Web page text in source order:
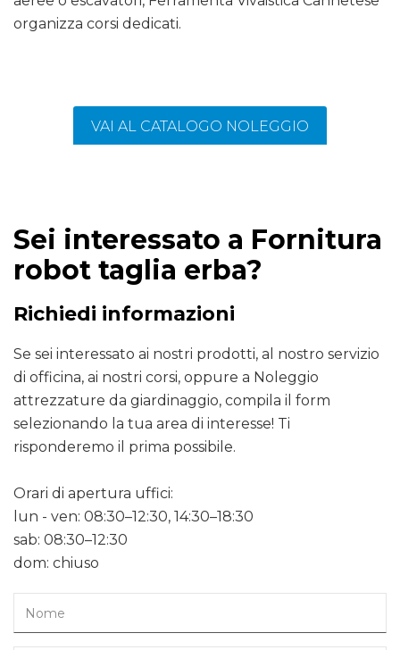
organizza corsi dedicati.
VAI AL CATALOGO NOLEGGIO
Sei interessato a Fornitura
robot taglia erba?
Richiedi informazioni
Se sei interessato ai nostri prodotti, al nostro servizio
di officina, ai nostri corsi, oppure a Noleggio
attrezzature da giardinaggio, compila il form
selezionando la tua area di interesse! Ti
risponderemo il prima possibile.
Orari di apertura uffici:
lun - ven: 08:30–12:30, 14:30–18:30
sab: 08:30–12:30
dom: chiuso